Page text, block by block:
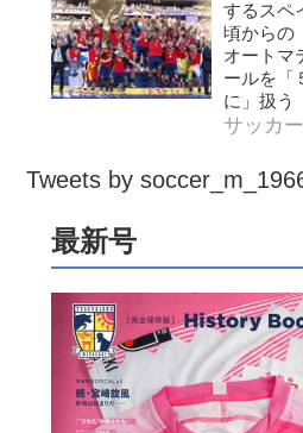
するスペ
頃からの
オートマ
ールを「
に」扱う
サッカ
Tweets by
最新号